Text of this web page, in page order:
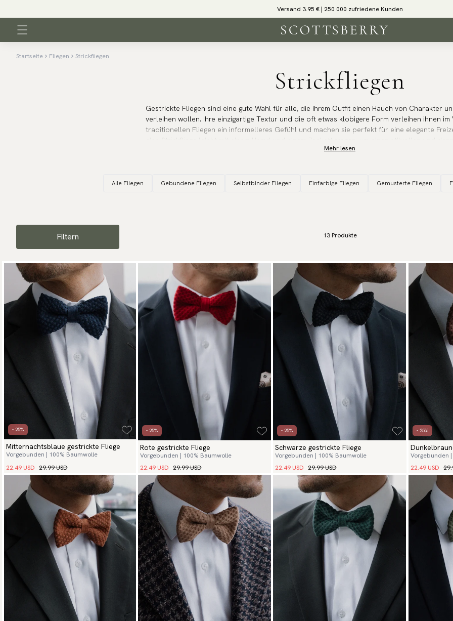
Versand 3.95 € | 250 000 zufriedene Kunden
Startseite Fliegen Strickfliegen
Strickfliegen
Gestrickte Fliegen sind eine gute Wahl für alle, die ihrem Outfit einen Hauch von Charakter
verleihen wollen. Ihre einzigartige Textur und die oft etwas klobigere Form verleihen ihnen im
traditionellen Fliegen ein informelleres Gefühl und machen sie perfekt für eine elegante
kreieren, perfekt für den Casual Friday im Büro, Abendessen mit Freunden oder entspannte
Mehr lesen
Alle Fliegen Gebundene Fliegen Selbstbinder Fliegen Einfarbige Fliegen Gemusterte Fliegen
Filtern 13 Produkte
- 25%
Mitternachtsblaue gestrickte Fliege
Vorgebunden | 100% Baumwolle
22.49 USD 29.99 USD
- 25%
Rote gestrickte Fliege
Vorgebunden | 100% Baumwolle
22.49 USD 29.99 USD
- 25%
Schwarze gestrickte Fliege
Vorgebunden | 100% Baumwolle
22.49 USD 29.99 USD
- 25%
Vorgebunden
22.49 USD